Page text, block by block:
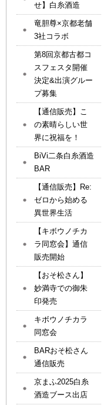
せ】白糸酒造
竜胆尊×京都老舗
3社コラボ
第8回京都古都コ
スフェスタ開催
決定&出演グルー
プ募集
【通信販売】こ
の素晴らしい世
界に祝福を！
BiVi二条白糸酒造
BAR
【通信販売】Re:
ゼロから始める
異世界生活
【キボウノチカ
ラ同窓会】通信
販売開始
【おそ松さん】
妙満寺での御朱
印発売
キボウノチカラ
同窓会
BARおそ松さん
通信販売
京まふ2025白糸
酒造ブース出店